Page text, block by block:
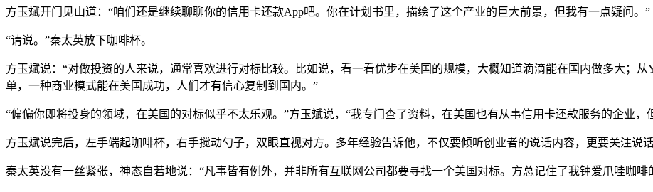
方玉斌开门见山道：“咱们还是继续聊聊你的信用卡还款App吧。你在计划书里，描绘了这个产业的巨大前景，但我有一点疑问。”
“请说。”秦太英放下咖啡杯。
方玉斌说：“对做投资的人来说，通常喜欢进行对标比较。比如说，看一看优步在美国的规模，大概知道滴滴能在国内做多大；
单，一种商业模式能在美国成功，人们才有信心复制到国内。”
“偏偏你即将投身的领域，在美国的对标似乎不太乐观。”方玉斌说，“我专门查了资料，在美国也有从事信用卡还款服务的企业，
方玉斌说完后，左手端起咖啡杯，右手搅动勺子，双眼直视对方。多年经验告诉他，不仅要倾听创业者的说话内容，更要关注说话
秦太英没有一丝紧张，神态自若地说：“凡事皆有例外，并非所有互联网公司都要寻找一个美国对标。方总记住了我钟爱爪哇咖